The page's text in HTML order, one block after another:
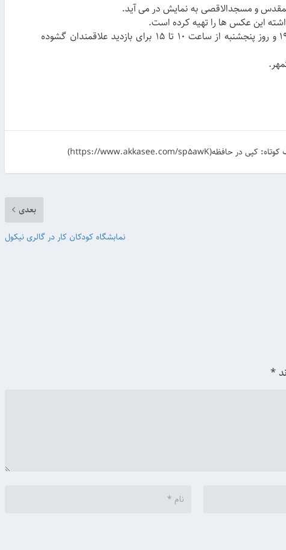
و مسجدالاقصی به نمایش در می آید.
این عکس ها را تهیه کرده است.
این نمایشگاه تا روز سه شنبه، 24 اردیبهشت، هر روز از ساعت 10 تا 19 و روز پنجشنبه از ساعت 10 تا 15 برای بازدید علاقمندان گشوده
کوتاه: کپی در حافظه(https://www.akkasee.com/sp5awK)
بعدی
نمابشگاه کودکان کار در گالری نیکول
*